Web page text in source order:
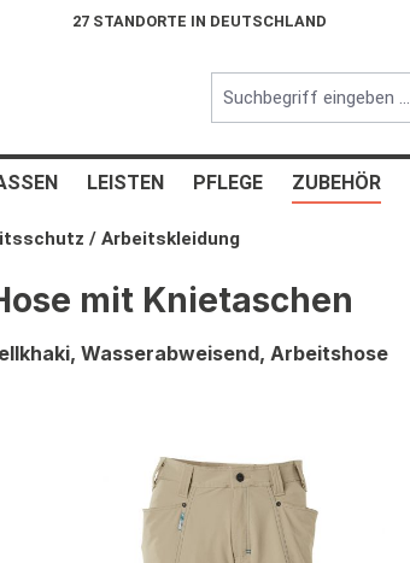
27 STANDORTE IN DEUTSCHLAND
LEISTEN PFLEGE ZUBEHÖR
/ Arbeitskleidung
mit Knietaschen
Wasserabweisend, Arbeitshose